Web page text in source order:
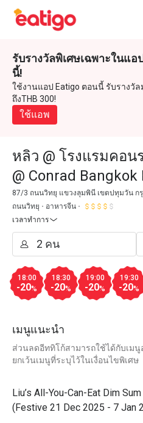
รับรางวัลพิเศษเฉพาะในแอ
นี้!
ใช้งานแอป Eatigo ตอนนี้ รับรางวั
ถึงTHB 300!
ใช้แอพ
หลิว @ โรงแรมคอน
@ Conrad Bangkok
87/3 ถนนวิทยุ แขวงลุมพินี เขตปทุมวัน กรุ
ถนนวิทยุ
อาหารจีน
เวลาทำการ
18:00
-20%
18:30
-20%
19:00
-20%
19:30
-20%
เมนูแนะนำ
ส่วนลดอีททิโก้สามารถใช้ได้กับเม
ยกเว้นเมนูที่ระบุไว้ในเงื่อนไขพิเศษ
Liu’s All-You-Can-Eat Dim
(Festive 21 Dec 2025 - 7 Jan